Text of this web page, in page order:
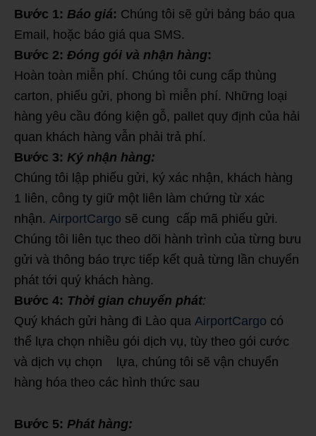
Bước 1: Báo giá: Chúng tôi sẽ gửi bảng báo qua
Email, hoặc báo giá qua SMS.
Bước 2: Đóng gói và nhận hàng:
Hoàn toàn miễn phí. Chúng tôi cung cấp thùng
carton, phiếu gửi, phong bì miễn phí. Những loại
hàng yêu cầu đóng kiện gỗ, pallet quy định của hải
quan khách hàng vẫn phải trả phí.
Bước 3: Ký nhận hàng:
Chúng tôi lập phiếu gửi, ký xác nhận, khách hàng
1 liên, công ty giữ một liên làm chứng từ xác
nhận. AirportCargo sẽ cung cấp mã phiếu gửi.
Chúng tôi liên tục theo dõi hành trình của từng bưu
gửi và thông báo trực tiếp kết quả từng lần chuyển
phát tới quý khách hàng.
Bước 4: Thời gian chuyển phát:
Quý khách gửi hàng đi Lào qua AirportCargo có
thể lựa chọn nhiều gói dịch vụ, tùy theo gói cước
và dịch vụ chọn lựa, chúng tôi sẽ vận chuyển
hàng hóa theo các hình thức sau
Bước 5: Phát hàng: